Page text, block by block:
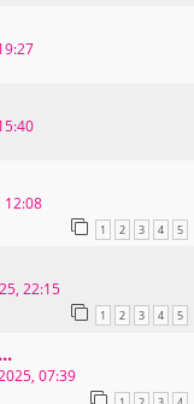
12:08
1 2 3 4 5
22:15
1 2 3 4 5
07:39